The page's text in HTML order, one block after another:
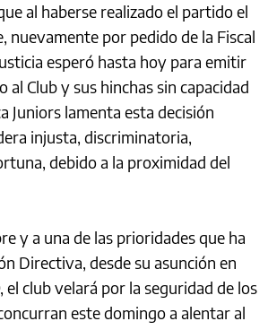
al haberse realizado el partido el
nuevamente por pedido de la Fiscal
esperó hasta hoy para emitir
al Club y sus hinchas sin capacidad
Juniors lamenta esta decisión
injusta, discriminatoria,
debido a la proximidad del
y a una de las prioridades que ha
Directiva, desde su asunción en
el club velará por la seguridad de los
este domingo a alentar al